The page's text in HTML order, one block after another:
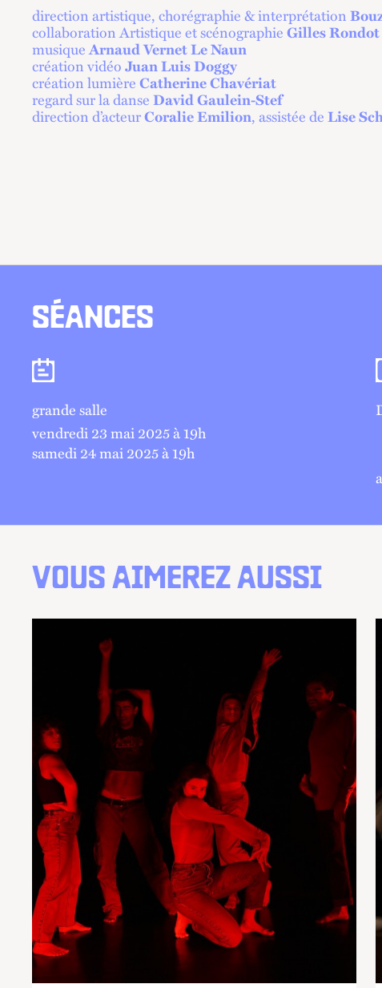
direction artistique, chorégraphie & interprétation
collaboration Artistique et scénographieGilles Rondot
musiqueArnaud Vernet Le Naun
création vidéoJuan Luis Doggy
création lumièreCatherine Chavériat
regard sur la danseDavid Gaulein-Stef
direction d’acteurCoralie Emilion, assistée deLise
SÉANCES
Séances
grande salle
vendredi 23 mai 2025 à 19h
samedi 24 mai 2025 à 19h
VOUS AIMEREZ AUSSI